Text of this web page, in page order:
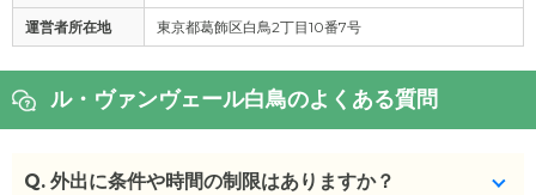
運営者所在地 東京都葛飾区白鳥2丁目10番7号
ル・ヴァンヴェール白鳥のよくある質問
Q. 外出に条件や時間の制限はありますか？